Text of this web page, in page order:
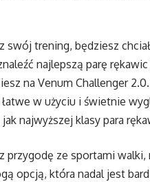
swój trening, będziesz
najlepszą parę
na Venum Challenger
w użyciu i świetnie
najwyższej klasy para
przygodę ze sportami
opcją, która nadal jest